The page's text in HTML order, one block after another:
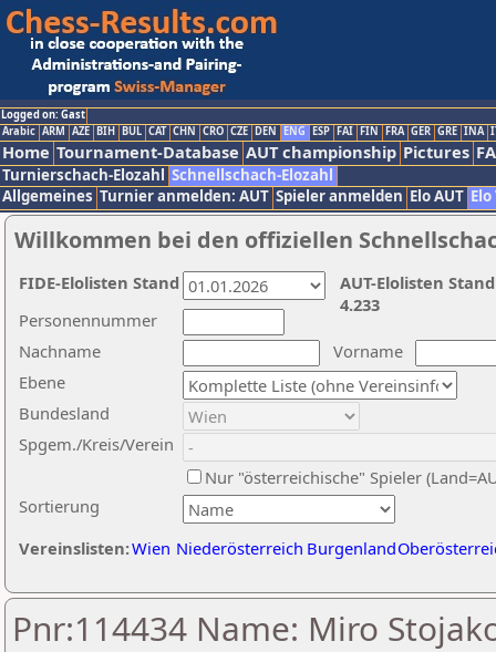
Logged on: Gast
Arabic ARM AZE BIH BUL CAT CHN CRO CZE DEN ENG ESP FAI FIN FRA GER GRE INA
Home Tournament-Database AUT championship Pictures
Turnierschach-Elozahl Schnellschach-Elozahl
Allgemeines Turnier anmelden: AUT Spieler anmelden Elo AUT
Willkommen bei den offiziellen
Nachname
Vorname
Ebene
Sortierung
Personennummer
Bundesland
Spgem./Kreis/Verein
Nur "österreichische" Spieler
Vereinslisten:Wien Niederösterreich Burgenland
AUT-Elolisten
4.233
FIDE-Elolisten Stand
Pnr:114434 Name: Miro